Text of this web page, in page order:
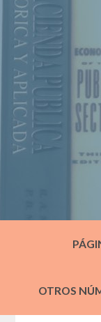
OTROS